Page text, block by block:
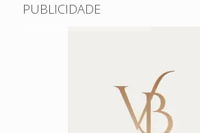
PUBLICIDADE